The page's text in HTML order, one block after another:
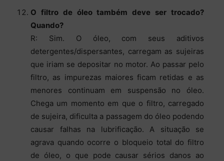
O filtro de óleo também deve ser trocado?
Quando?
R: Sim. O óleo, com seus aditivos
detergentes/dispersantes, carregam as sujeiras
que iriam se depositar no motor. Ao passar pelo
filtro, as impurezas maiores ficam retidas e as
menores continuam em suspensão no óleo.
Chega um momento em que o filtro, carregado
de sujeira, dificulta a passagem do óleo podendo
causar falhas na lubrificação. A situação se
agrava quando ocorre o bloqueio total do filtro
de óleo, o que pode causar sérios danos ao